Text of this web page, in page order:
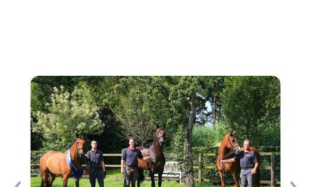
Siegerstute 2014, Lady Cadora, stammt von ihm ab.